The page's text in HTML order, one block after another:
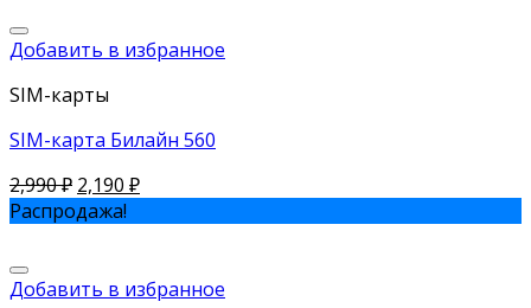
Добавить в избранное
SIM-карты
SIM-карта Билайн 560
2,990₽ 2,190 ₽
Распродажа!
Добавить в избранное